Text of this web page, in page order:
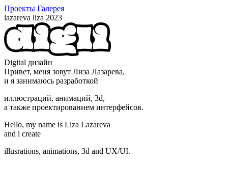
Проекты Галерея
lazareva liza 2023
Digital дизайн
Привет, меня зовут Лиза Лазарева,
и я занимаюсь разработкой
иллюстраций, анимаций, 3d,
а также проектированием интерфейсов.
Hello, my name is Liza Lazareva
and i create
illusrations, animations, 3d and UX/UI.